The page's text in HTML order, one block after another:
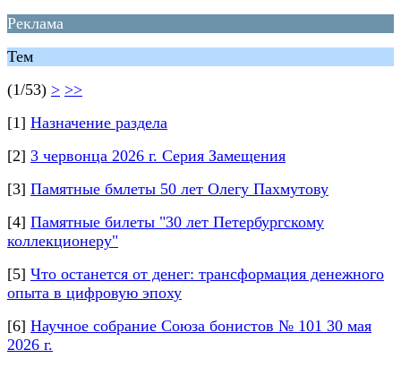
Реклама
Тем
(1/53) > >>
[1] Назначение раздела
[2] 3 червонца 2026 г. Серия Замещения
[3] Памятные бмлеты 50 лет Олегу Пахмутову
[4] Памятные билеты "30 лет Петербургскому
коллекционеру"
[5] Что останется от денег: трансформация денежного
опыта в цифровую эпоху
[6] Научное собрание Союза бонистов № 101 30 мая
2026 г.